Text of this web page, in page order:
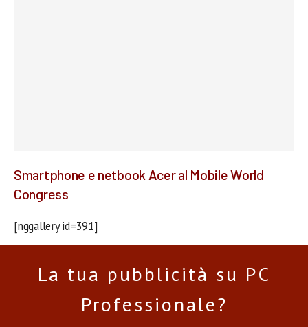
Smartphone e netbook Acer al Mobile World
Congress
[nggallery id=391]
La tua pubblicità su PC
Professionale?